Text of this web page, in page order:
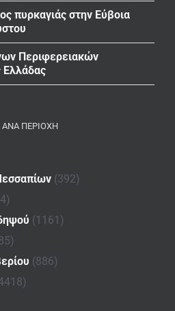
πυρκαγιάς στην Εύβοια
Περιφερειακών
ΠΕΡΙΟΧΉ
(392)
(1161)
(886)